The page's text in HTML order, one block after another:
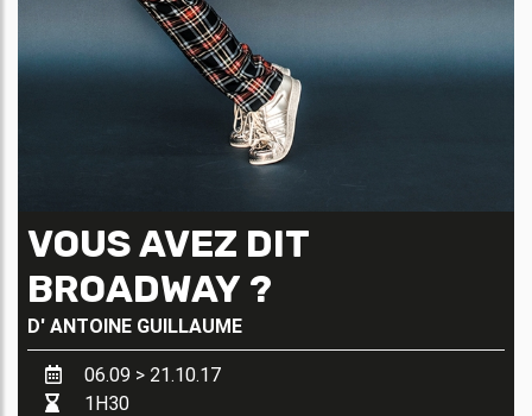
VOUS AVEZ DIT
BROADWAY ?
D' ANTOINE GUILLAUME
06.09 > 21.10.17
1H30